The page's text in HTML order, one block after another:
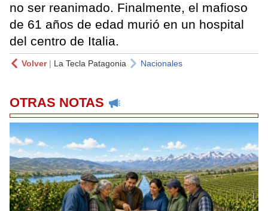
no ser reanimado. Finalmente, el mafioso
de 61 años de edad murió en un hospital
del centro de Italia.
Volver| La Tecla Patagonia Nacionales
OTRAS NOTAS